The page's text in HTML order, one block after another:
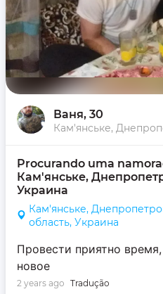
Ваня, 30
Procurando uma
Кам'янське,
Украина
Кам'янське,
область, Украина
Провести приятно
новое
2 years ago Tradução